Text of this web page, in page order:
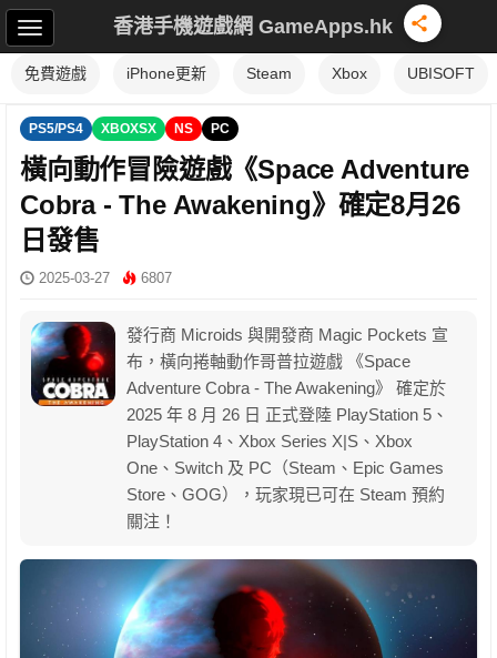
香港手機遊戲網 GameApps.hk
免費遊戲 iPhone更新 Steam Xbox UBISOFT
PS5/PS4 XBOXSX NS PC
橫向動作冒險遊戲《Space Adventure
Cobra - The Awakening》確定8月26
日發售
2025-03-27 6807
發行商 Microids 與開發商 Magic Pockets 宣
布，橫向捲軸動作哥普拉遊戲 《Space
Adventure Cobra - The Awakening》 確定於
2025 年 8 月 26 日 正式登陸 PlayStation 5、
PlayStation 4、Xbox Series X|S、Xbox
One、Switch 及 PC（Steam、Epic Games
Store、GOG），玩家現已可在 Steam 預約
關注！